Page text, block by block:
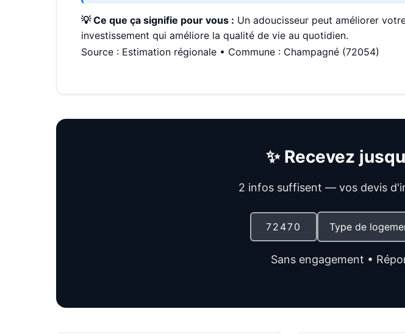
💡 Ce que ça signifie pour vous : Un adoucisseur peut améliorer
investissement qui améliore la qualité de vie au quotidien.
Source : Estimation régionale • Commune : Champagné (72054)
✨ Recevez
2 infos suffisent — vos devis
Sans engagement •